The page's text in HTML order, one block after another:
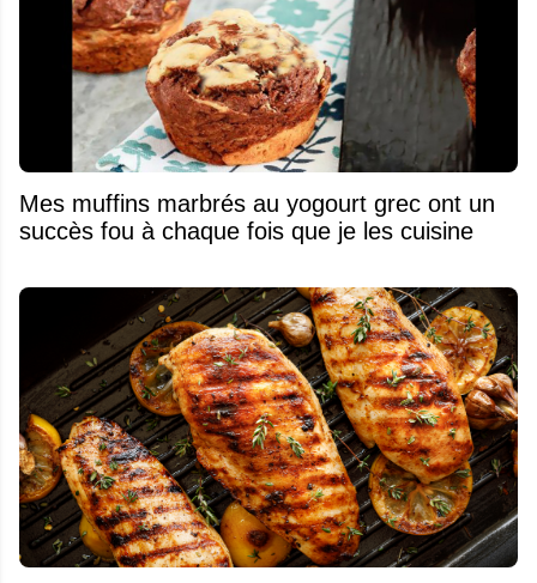
Mes muffins marbrés au yogourt grec ont un
succès fou à chaque fois que je les cuisine